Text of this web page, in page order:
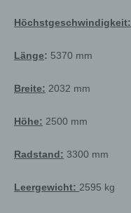
Höchstgeschwindigkeit:
Länge: 5370 mm
Breite: 2032 mm
Höhe: 2500 mm
Radstand: 3300 mm
Leergewicht: 2595 kg